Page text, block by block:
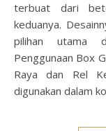
terbuat dari
keduanya.
pilihan utama
Penggunaan Box
Raya dan Rel
digunakan dalam